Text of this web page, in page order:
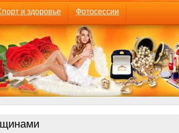
и здоровье Фотосессии